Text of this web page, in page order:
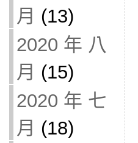
月 (13)
2020 年 八
月 (15)
2020 年 七
月 (18)